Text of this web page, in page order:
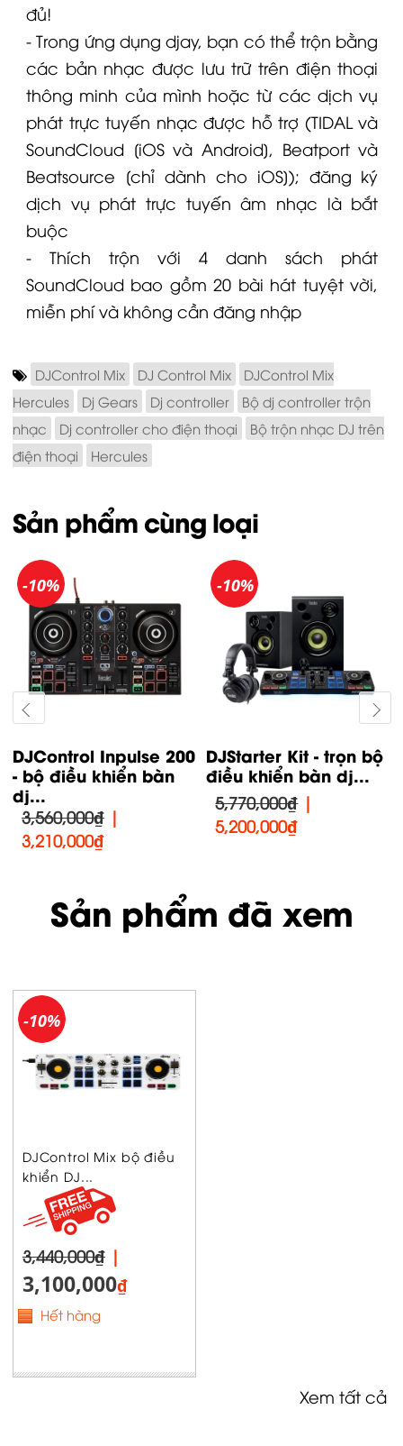
đủ!
- Trong ứng dụng djay, bạn có thể trộn bằng
các bản nhạc được lưu trữ trên điện thoại
thông minh của mình hoặc từ các dịch vụ
phát trực tuyến nhạc được hỗ trợ (TIDAL và
SoundCloud [iOS và Android], Beatport và
Beatsource [chỉ dành cho iOS]); đăng ký
dịch vụ phát trực tuyến âm nhạc là bắt
buộc
- Thích trộn với 4 danh sách phát
SoundCloud bao gồm 20 bài hát tuyệt vời,
miễn phí và không cần đăng nhập
DJControl Mix DJ Control Mix
DJControl Mix
Hercules
Dj Gears Dj controller
Bộ dj controller trộn
nhạc
Dj controller cho điện thoại
Bộ trộn nhạc DJ trên
điện thoại
Hercules
Sản phẩm cùng loại
DJControl Inpulse 200
- bộ điều khiển bàn
dj...
3,560,000₫|
3,210,000₫
-10%
DJStarter Kit - trọn bộ
điều khiển bàn dj...
5,770,000₫|
5,200,000₫
-10%
Sản phẩm đã xem
DJControl Mix bộ điều
khiển DJ...
3,440,000₫|
3,100,000₫
Hết hàng
-10%
Xem tất cả